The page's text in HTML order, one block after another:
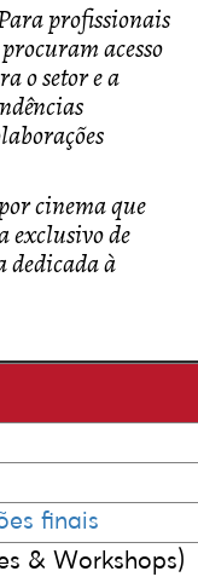
profissionais
acesso
o setor e a
cinema que
exclusivo de
dedicada à
finais
& Workshops)